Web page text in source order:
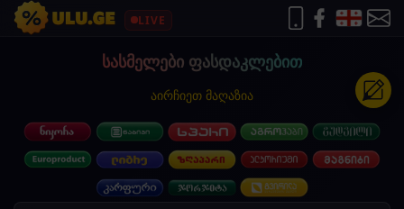
LIVE
სასმელები ფასდაკლებით
აირჩიეთ მაღაზია